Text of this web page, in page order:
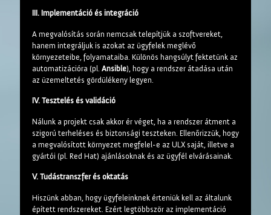
III. Implementáció és integráció
A megvalósítás során nemcsak telepítjük a szoftvereket,
hanem integráljuk is azokat az ügyfelek meglévő
környezeteibe, folyamataiba. Különös hangsúlyt fektetünk az
automatizációra (pl. Ansible), hogy a rendszer átadása után
az üzemeltetés gördülékeny legyen.
IV. Tesztelés és validáció
Nálunk a projekt csak akkor ér véget, ha a rendszer átment a
szigorú terheléses és biztonsági teszteken. Ellenőrizzük, hogy
a megvalósított környezet megfelel-e az ULX saját, illetve a
gyártói (pl. Red Hat) ajánlásoknak és az ügyfél elvárásainak.
V. Tudástranszfer és oktatás
Hiszünk abban, hogy ügyfeleinknek érteniük kell az általunk
épített rendszereket. Ezért legtöbbször az implementáció